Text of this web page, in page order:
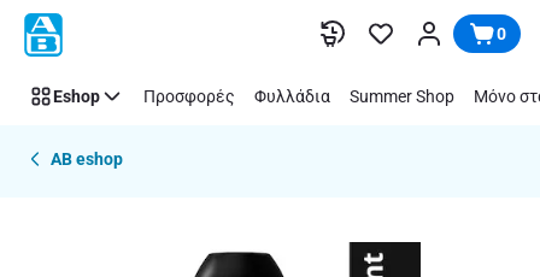
Παράλειψη 0
Eshop Προσφορές Φυλλάδια Summer Shop Μόνο
AB eshop